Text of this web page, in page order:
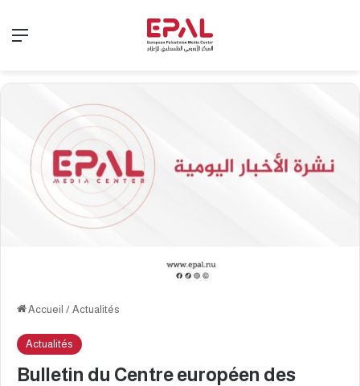
Accueil / Actualités
Actualités
Bulletin du Centre européen des